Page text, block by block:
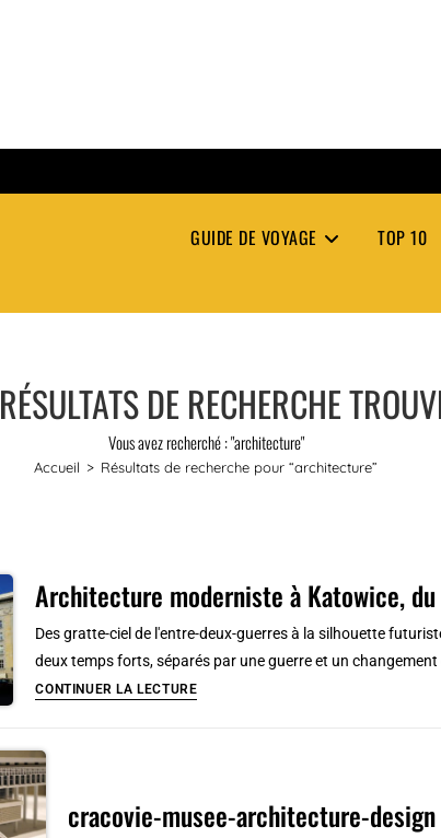
GUIDE DE VOYAGE TOP 10
RÉSULTATS DE RECHERCHE
Vous avez recherché : "architecture"
Accueil > Résultats de recherche pour “architecture”
Architecture moderniste à Katowice,
Des gratte-ciel de l'entre-deux-guerres à la silhouette
deux temps forts, séparés par une guerre et un
CONTINUER LA LECTUREArchitecture
«
cracovie-musee-architecture-design